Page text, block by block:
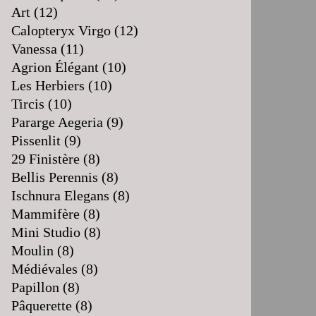
Art (12)
Calopteryx Virgo (12)
Vanessa (11)
Agrion Élégant (10)
Les Herbiers (10)
Tircis (10)
Pararge Aegeria (9)
Pissenlit (9)
29 Finistère (8)
Bellis Perennis (8)
Ischnura Elegans (8)
Mammifère (8)
Mini Studio (8)
Moulin (8)
Médiévales (8)
Papillon (8)
Pâquerette (8)